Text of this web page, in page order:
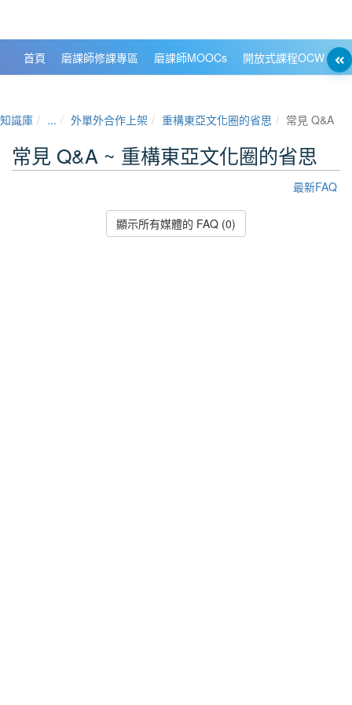
首頁 磨課師修課專區 磨課師MOOCs 開放式課程OCW
知識庫 ... 外單外合作上架 重構東亞文化圈的省思 常見 Q&A
常見 Q&A ~ 重構東亞文化圈的省思
最新FAQ
顯示所有媒體的 FAQ (0)